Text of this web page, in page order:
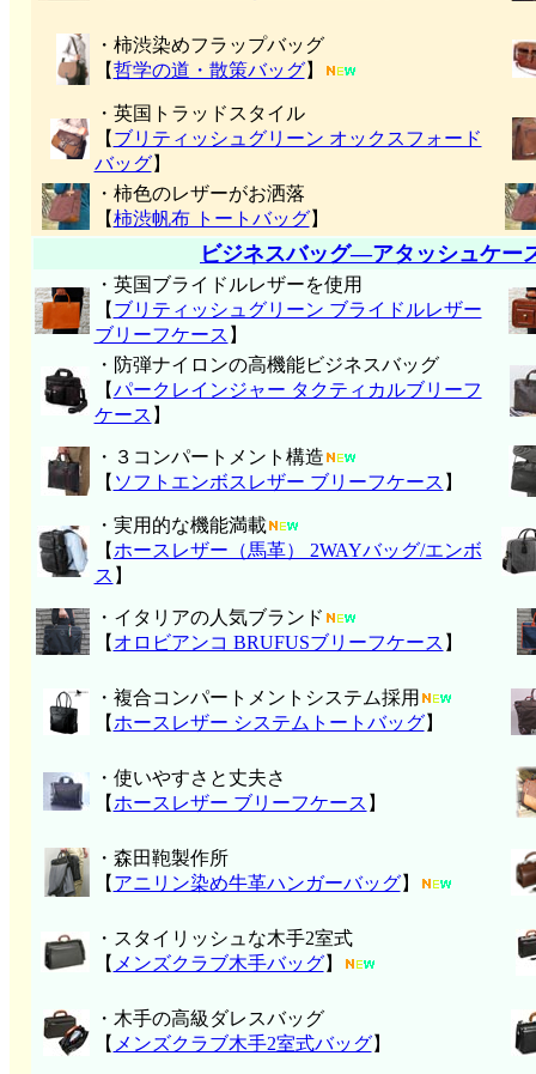
・柿渋染めフラップバッグ
【哲学の道・散策バッグ】
・英国トラッドスタイル
【 ブリティッシュグリーン オックスフォード
バッグ】
・柿色のレザーがお洒落
【柿渋帆布 トートバッグ】
ビジネスバッグ―アタッシュケー
・英国ブライドルレザーを使用
【 ブリティッシュグリーン ブライドルレザー
ブリーフケース 】
・防弾ナイロンの高機能ビジネスバッグ
【パークレインジャー タクティカルブリーフ
ケース 】
・３コンパートメント構造
【 ソフトエンボスレザー ブリーフケース 】
・実用的な機能満載
【 ホースレザー（馬革） 2WAYバッグ/エンボ
ス 】
・イタリアの人気ブランド
【 オロビアンコ BRUFUSブリーフケース 】
・複合コンパートメントシステム採用
【 ホースレザー システムトートバッグ】
・使いやすさと丈夫さ
【 ホースレザー ブリーフケース 】
・森田鞄製作所
【 アニリン染め牛革ハンガーバッグ】
・スタイリッシュな木手2室式
【 メンズクラブ木手バッグ】
・木手の高級ダレスバッグ
【 メンズクラブ木手2室式バッグ】